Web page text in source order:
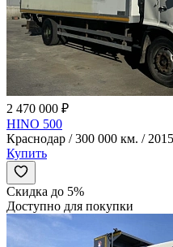
2 470 000 ₽
HINO 500
Краснодар / 300 000 км. / 2015
Купить
Скидка до 5%
Доступно для покупки